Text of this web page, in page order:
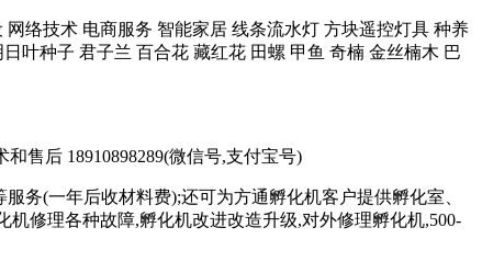
网络技术 电商服务 智能家居 线条流水灯 方块遥控灯具 种养
叶种子 君子兰 百合花 藏红花 田螺 甲鱼 奇楠 金丝楠木 巴
售后 18910898289(微信号,支付宝号)
务(一年后收材料费);还可为方通孵化机客户提供孵化室、
修理各种故障,孵化机改进改造升级,对外修理孵化机,500-